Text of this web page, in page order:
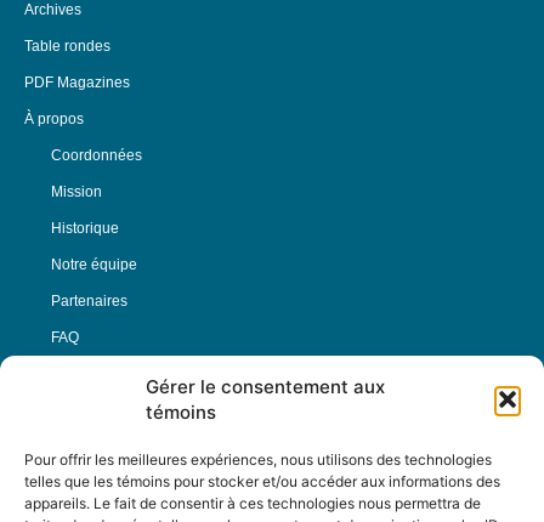
Gérer le consentement aux
témoins
Pour offrir les meilleures expériences, nous utilisons des technologies
telles que les témoins pour stocker et/ou accéder aux informations des
appareils. Le fait de consentir à ces technologies nous permettra de
Archives
Table rondes
PDF Magazines
À propos
Coordonnées
Mission
Historique
Notre équipe
Partenaires
FAQ